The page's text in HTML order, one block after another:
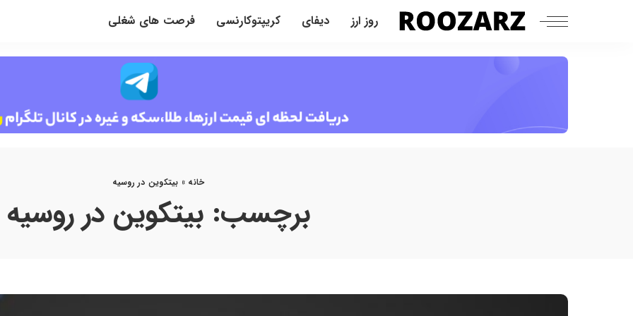
روز ارز دیفای کریپتوکارنسی فرصت های شغلی
خانه » بیتکوین در روسیه
برچسب:بیتکوین در روسیه